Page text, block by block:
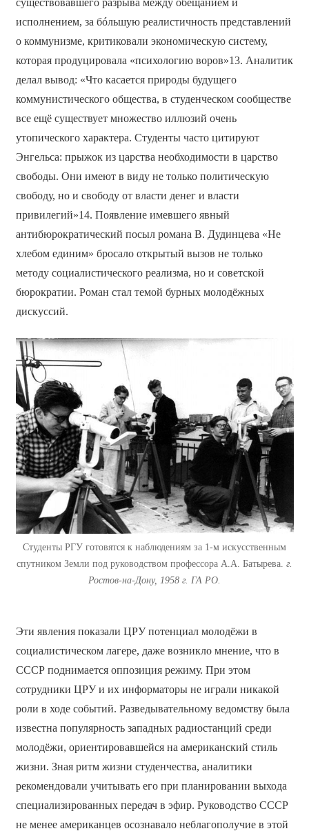
исполнением, за бóльшую реалистичность представлений
о коммунизме, критиковали экономическую систему,
которая продуцировала «психологию воров»13. Аналитик
делал вывод: «Что касается природы будущего
коммунистического общества, в студенческом сообществе
все ещё существует множество иллюзий очень
утопического характера. Студенты часто цитируют
Энгельса: прыжок из царства необходимости в царство
свободы. Они имеют в виду не только политическую
свободу, но и свободу от власти денег и власти
привилегий»14. Появление имевшего явный
антибюрократический посыл романа В. Дудинцева «Не
хлебом единим» бросало открытый вызов не только
методу социалистического реализма, но и советской
бюрократии. Роман стал темой бурных молодёжных
дискуссий.
Студенты РГУ готовятся к наблюдениям за 1-м искусственным
спутником Земли под руководством профессора А.А. Батырева. г.
Ростов-на-Дону, 1958 г. ГА РО.
Эти явления показали ЦРУ потенциал молодёжи в
социалистическом лагере, даже возникло мнение, что в
СССР поднимается оппозиция режиму. При этом
сотрудники ЦРУ и их информаторы не играли никакой
роли в ходе событий. Разведывательному ведомству была
известна популярность западных радиостанций среди
молодёжи, ориентировавшейся на американский стиль
жизни. Зная ритм жизни студенчества, аналитики
рекомендовали учитывать его при планировании выхода
специализированных передач в эфир. Руководство СССР
не менее американцев осознавало неблагополучие в этой